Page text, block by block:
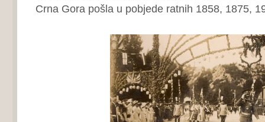
Crna Gora pošla u pobjede ratnih 1858, 1875,